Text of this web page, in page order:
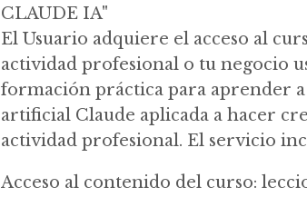
CLAUDE IA"
El Usuario adquiere el acceso al
actividad profesional o tu negocio
formación práctica para aprender
artificial Claude aplicada a hacer
actividad profesional. El servicio
Acceso al contenido del curso: